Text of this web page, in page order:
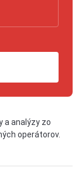
a analýzy zo
operátorov.